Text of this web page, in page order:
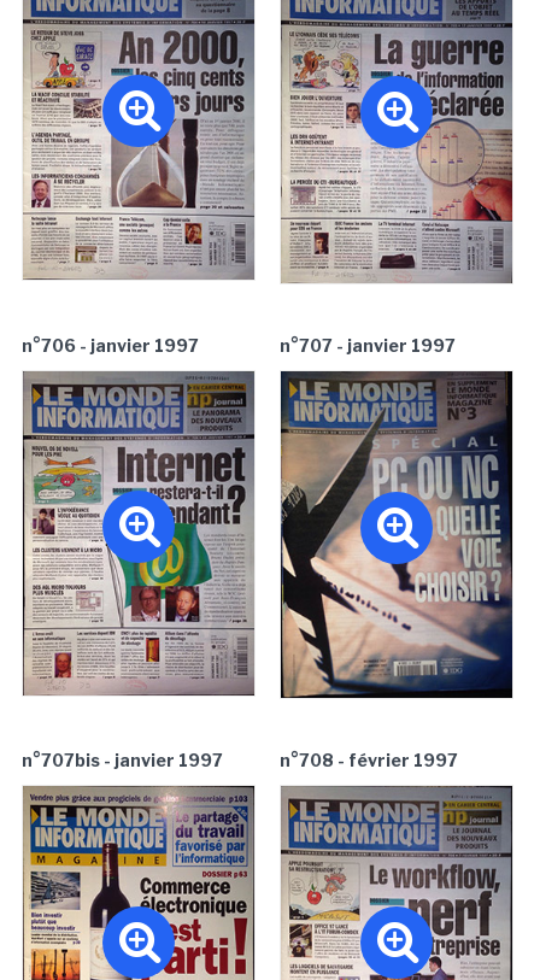
n°706 - janvier 1997 n°707 - janvier 1997
n°707bis - janvier 1997 n°708 - février 1997